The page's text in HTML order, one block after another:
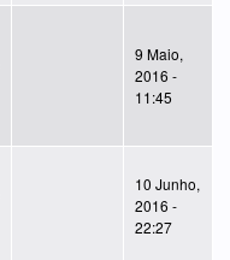
9 Maio,
2016 -
11:45
10 Junho,
2016 -
22:27